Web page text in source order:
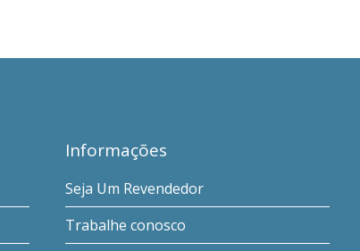
Informações
Seja Um Revendedor
Trabalhe conosco